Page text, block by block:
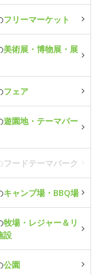
フリーマーケット
美術展・博物展・展
フェア
遊園地・テーマパー
フードテーマパーク
キャンプ場・BBQ場
牧場・レジャー＆リ
設
公園